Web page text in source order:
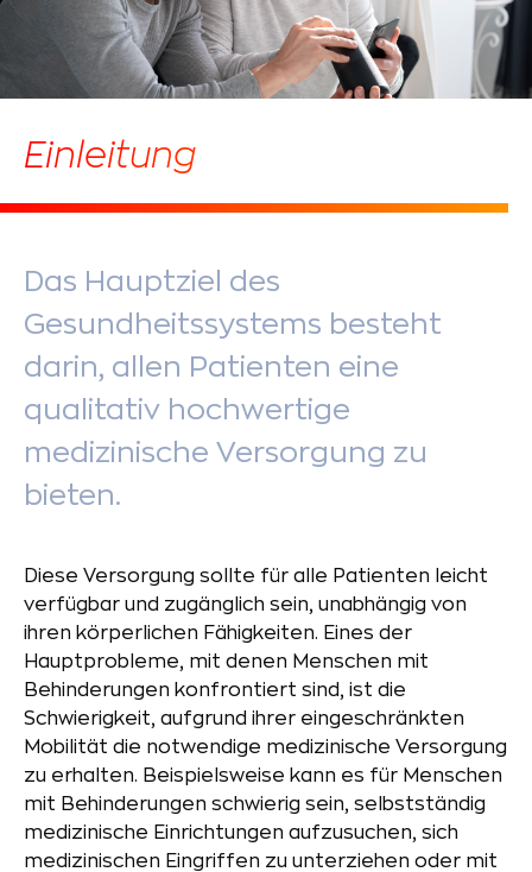
Einleitung
Das Hauptziel des
Gesundheitssystems besteht
darin, allen Patienten eine
qualitativ hochwertige
medizinische Versorgung zu
bieten.
Diese Versorgung sollte für alle Patienten leicht
verfügbar und zugänglich sein, unabhängig von
ihren körperlichen Fähigkeiten. Eines der
Hauptprobleme, mit denen Menschen mit
Behinderungen konfrontiert sind, ist die
Schwierigkeit, aufgrund ihrer eingeschränkten
Mobilität die notwendige medizinische Versorgung
zu erhalten. Beispielsweise kann es für Menschen
mit Behinderungen schwierig sein, selbstständig
medizinische Einrichtungen aufzusuchen, sich
medizinischen Eingriffen zu unterziehen oder mit